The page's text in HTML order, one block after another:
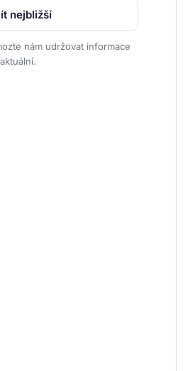
nejbližší
nám udržovat informace
aktuální.